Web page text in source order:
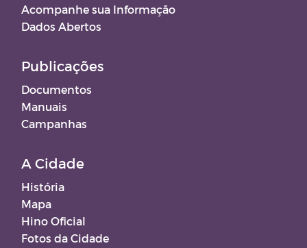
Acompanhe sua Informação
Dados Abertos
Publicações
Documentos
Manuais
Campanhas
A Cidade
História
Mapa
Hino Oficial
Fotos da Cidade